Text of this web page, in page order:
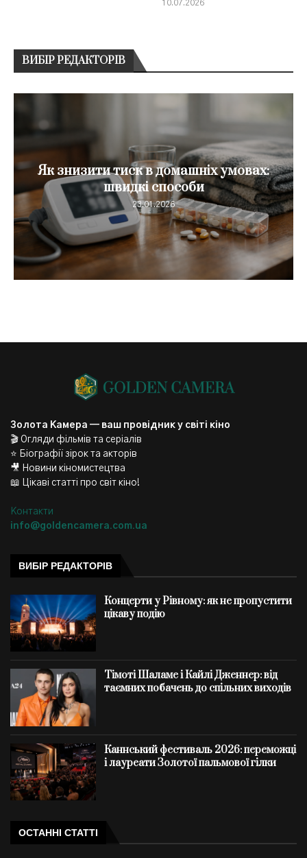
10.07.2026
ВИБІР РЕДАКТОРІВ
Майно на окупованій території: що
робити і як...
23.01.2026
Золота Камера — ваш провідник у світі кіно
🎬 Огляди фільмів та серіалів
⭐ Біографії зірок та акторів
🎥 Новини кіномистецтва
📖 Цікаві статті про світ кіно!
Контакти
info@goldencamera.com.ua
ВИБІР РЕДАКТОРІВ
Концерти у Рівному: як не пропустити
цікаву подію
Тімоті Шаламе і Кайлі Дженнер: від
таємних побачень до спільних виходів
Каннський фестиваль 2026: переможці
і лауреати Золотої пальмової гілки
ОСТАННІ СТАТТІ